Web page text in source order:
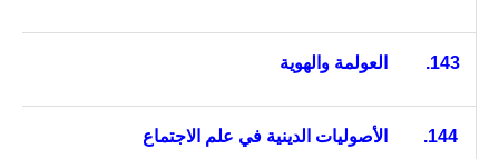
143. العولمة والهوية
144. الأصوليات الدينية في علم الاجتماع